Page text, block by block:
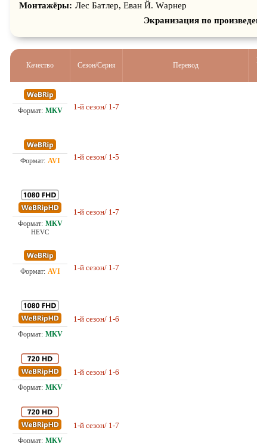
Монтажёры: Лес Батлер, Еван Й. Wарнер
Экранизация по
Качество Сезон/Серия Перевод
1-й сезон/ 1-7
1-й сезон/ 1-5
HEVC
1-й сезон/ 1-7
1-й сезон/ 1-7
1-й сезон/ 1-6
1-й сезон/ 1-6
1-й сезон/ 1-7